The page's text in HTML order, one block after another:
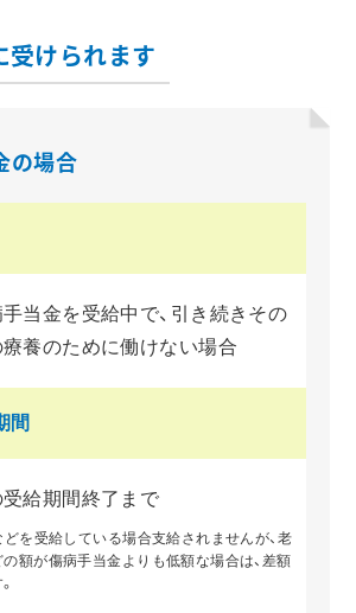
受けられます
の場合
当金を受給中で、引き続きその
養のために働けない場合
間
給期間終了まで
を受給している場合支給されませんが、老
額が傷病手当金よりも低額な場合は、差額